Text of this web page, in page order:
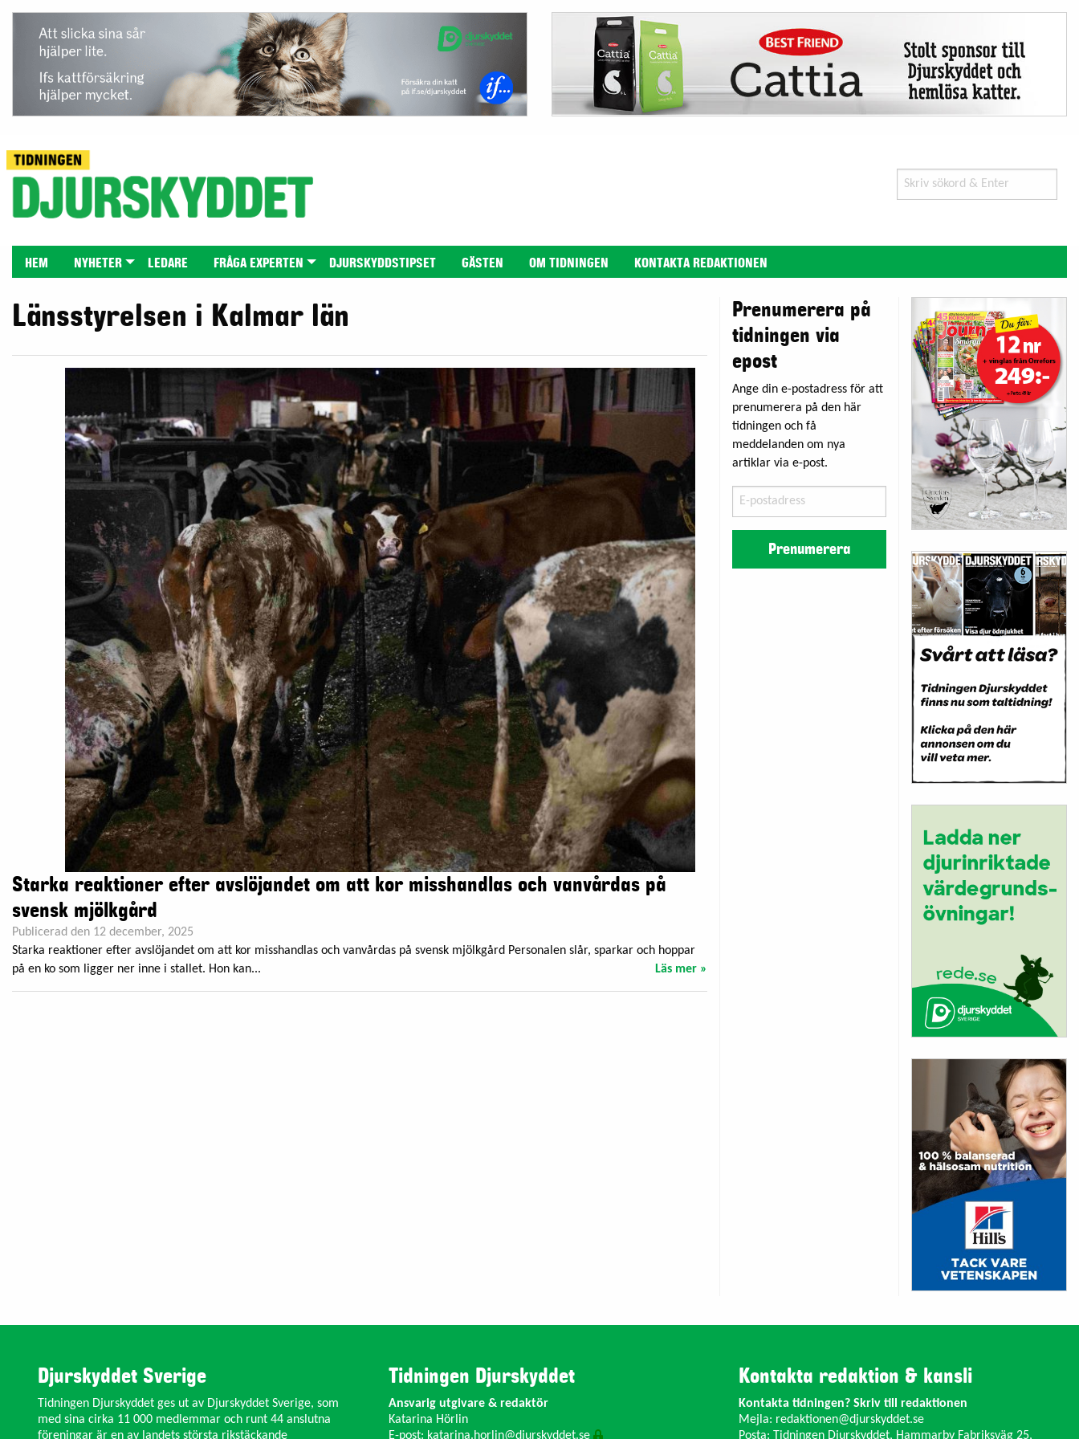
Search
for:
HEM NYHETER LEDARE FRÅGA EXPERTEN DJURSKYDDSTIPSET GÄSTEN OM TIDNINGEN KONTAKTA REDAKTIONEN
Länsstyrelsen i Kalmar län
Starka reaktioner efter avslöjandet om att kor misshandlas och vanvårdas på
svensk mjölkgård
Publicerad den 12 december, 2025
Starka reaktioner efter avslöjandet om att kor misshandlas och vanvårdas på svensk mjölkgård Personalen slår, sparkar och hoppar
på en ko som ligger ner inne i stallet. Hon kan...
Läs mer »
Prenumerera på
tidningen via
epost
Ange din e-postadress för att
prenumerera på den här
tidningen och få
meddelanden om nya
artiklar via e-post.
postadress
Prenumerera
Djurskyddet Sverige
Tidningen Djurskyddet ges ut av Djurskyddet Sverige, som
med sina cirka 11 000 medlemmar och runt 44 anslutna
föreningar är en av landets största rikstäckande
Tidningen Djurskyddet
Ansvarig utgivare & redaktör
Katarina Hörlin
E-post: katarina.horlin@djurskyddet.se
Kontakta redaktion & kansli
Kontakta tidningen? Skriv till redaktionen
Mejla: redaktionen@djurskyddet.se
Posta: Tidningen Djurskyddet, Hammarby Fabriksväg 25,